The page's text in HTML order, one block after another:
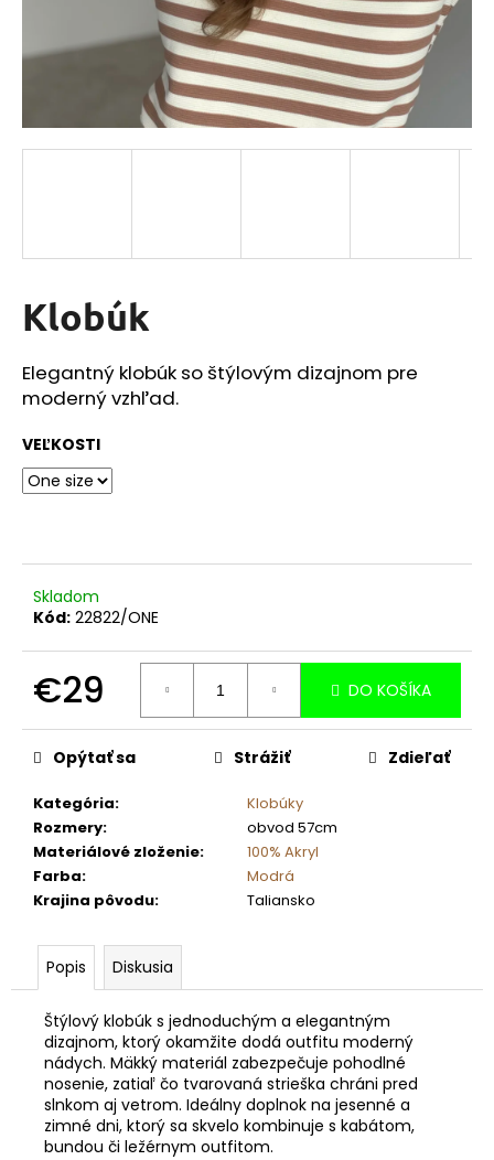
Klobúk
Elegantný klobúk so štýlovým dizajnom pre
moderný vzhľad.
VEĽKOSTI
Skladom
Kód: 22822/ONE
€29 DO KOŠÍKA
Kategória:
Klobúky
Rozmery:
obvod 57cm
Materiálové zloženie:
100% Akryl
Farba:
Modrá
Krajina pôvodu: Taliansko
Opýtať sa Strážiť Zdieľať
Popis Diskusia
Štýlový klobúk s jednoduchým a elegantným
dizajnom, ktorý okamžite dodá outfitu moderný
nádych. Mäkký materiál zabezpečuje pohodlné
nosenie, zatiaľ čo tvarovaná strieška chráni pred
slnkom aj vetrom. Ideálny doplnok na jesenné a
zimné dni, ktorý sa skvelo kombinuje s kabátom,
bundou či ležérnym outfitom.
j
?
HĽADAŤ
d
p
r
ú
č
e